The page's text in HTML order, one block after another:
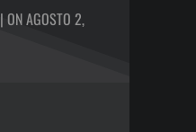
| ON AGOSTO 2,